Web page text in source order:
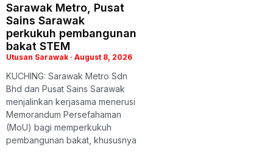
Sarawak Metro, Pusat
Sains Sarawak
perkukuh pembangunan
bakat STEM
Utusan Sarawak August 8, 2026
KUCHING: Sarawak Metro Sdn
Bhd dan Pusat Sains Sarawak
menjalinkan kerjasama menerusi
Memorandum Persefahaman
(MoU) bagi memperkukuh
pembangunan bakat, khususnya